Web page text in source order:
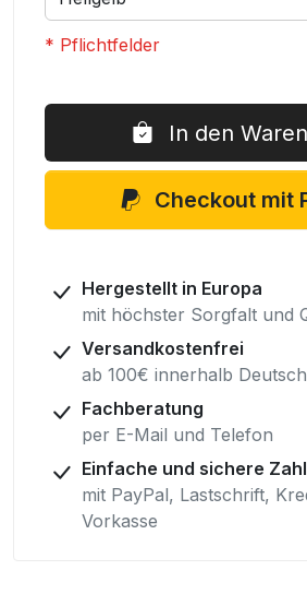
* Pflichtfelder
Lammfell
Anatomisch
Auf
In den
Checkout mit
Hergestellt in Europa
mit höchster Sorgfalt und
Versandkostenfrei
ab 100€ innerhalb
Fachberatung
per E-Mail und Telefon
Einfache und sichere
mit PayPal, Lastschrift,
Vorkasse